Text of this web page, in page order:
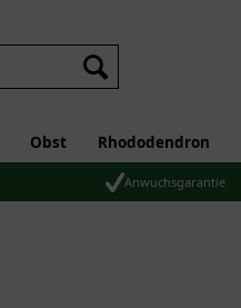
Obst Rhododendron
Anwuchsgarantie